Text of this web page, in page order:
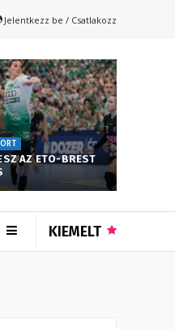
Jelentkezz be / Csatlakozz
AZ ETO-BREST
KIEMELT